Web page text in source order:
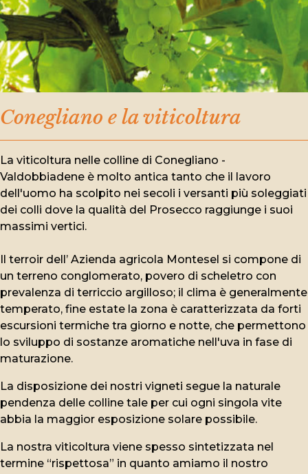
Conegliano e la viticoltura
La viticoltura nelle colline di Conegliano -
Valdobbiadene è molto antica tanto che il lavoro
dell'uomo ha scolpito nei secoli i versanti più soleggiati
dei colli dove la qualità del Prosecco raggiunge i suoi
massimi vertici.
Il terroir dell’ Azienda agricola Montesel si compone di
un terreno conglomerato, povero di scheletro con
prevalenza di terriccio argilloso; il clima è generalmente
temperato, fine estate la zona è caratterizzata da forti
escursioni termiche tra giorno e notte, che permettono
lo sviluppo di sostanze aromatiche nell'uva in fase di
maturazione.
La disposizione dei nostri vigneti segue la naturale
pendenza delle colline tale per cui ogni singola vite
abbia la maggior esposizione solare possibile.
La nostra viticoltura viene spesso sintetizzata nel
termine “rispettosa” in quanto amiamo il nostro